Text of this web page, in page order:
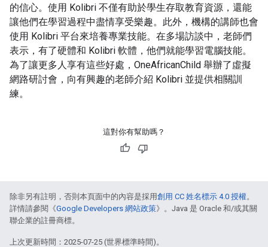
的信心。使用 Kolibri 不僅有助於學生存取教育資源，還能
讓他們在學習過程中盡情享受樂趣。此外，機構的講師也會
使用 Kolibri 平台來培養專業技能。在多場訪談中，老師們
表示，有了硬體和 Kolibri 軟體，他們就能學習電腦技能。
為了讓更多人享有這些好處，OneAfricanChild 舉辦了虛擬
網路研討會，向有興趣的老師介紹 Kolibri 並提供相關訓
練。
這對你有幫助嗎？
除非另有註明，否則本頁面中的內容是採用創用 CC 姓名標示 4.0 授權。
詳情請參閱《Google Developers 網站政策》。Java 是 Oracle 和/或其關
聯企業的註冊商標。
上次更新時間：2025-07-25 (世界標準時間)。